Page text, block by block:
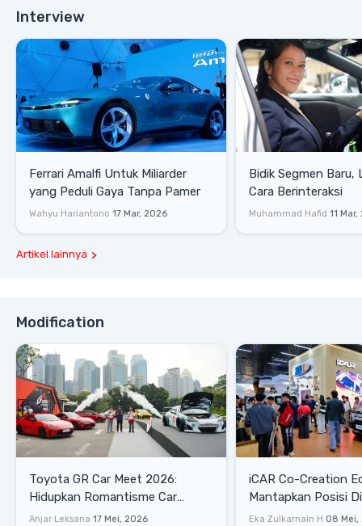
Interview
Ferrari Amalfi Untuk Miliarder
yang Peduli Gaya Tanpa Pamer
Wahyu Hariantono 17 Mar, 2026
Bidik Segmen Baru,
Cara Berinteraksi
Muhammad Hafid 11
Artikel lainnya
Modification
Toyota GR Car Meet 2026:
Hidupkan Romantisme Car
Culture Era 90-an
Anjar Leksana 17 Mei, 2026
iCAR Co-Creation
Mantapkan Posisi
Gaya Hidup
Eka Zulkarnain H 08 Mei,